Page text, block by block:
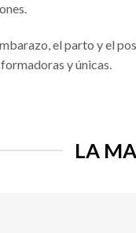
el parto y el
y únicas.
LA